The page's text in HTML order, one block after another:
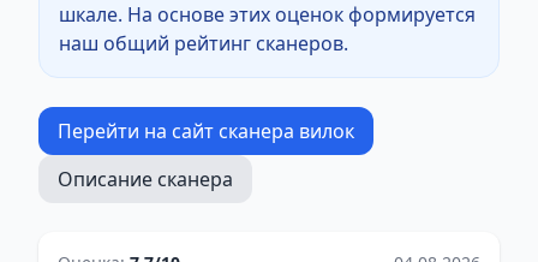
шкале. На основе этих оценок формируется
наш общий рейтинг сканеров.
Перейти на сайт сканера вилок
Описание сканера